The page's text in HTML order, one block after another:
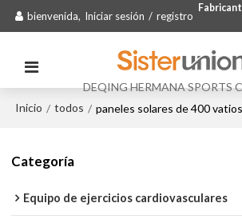
bienvenida, Iniciar sesión / registro
DEQING HERMANA SPORTS
Inicio / todos / paneles solares de 400 vatios
Categoría
Equipo de ejercicios cardiovasculares